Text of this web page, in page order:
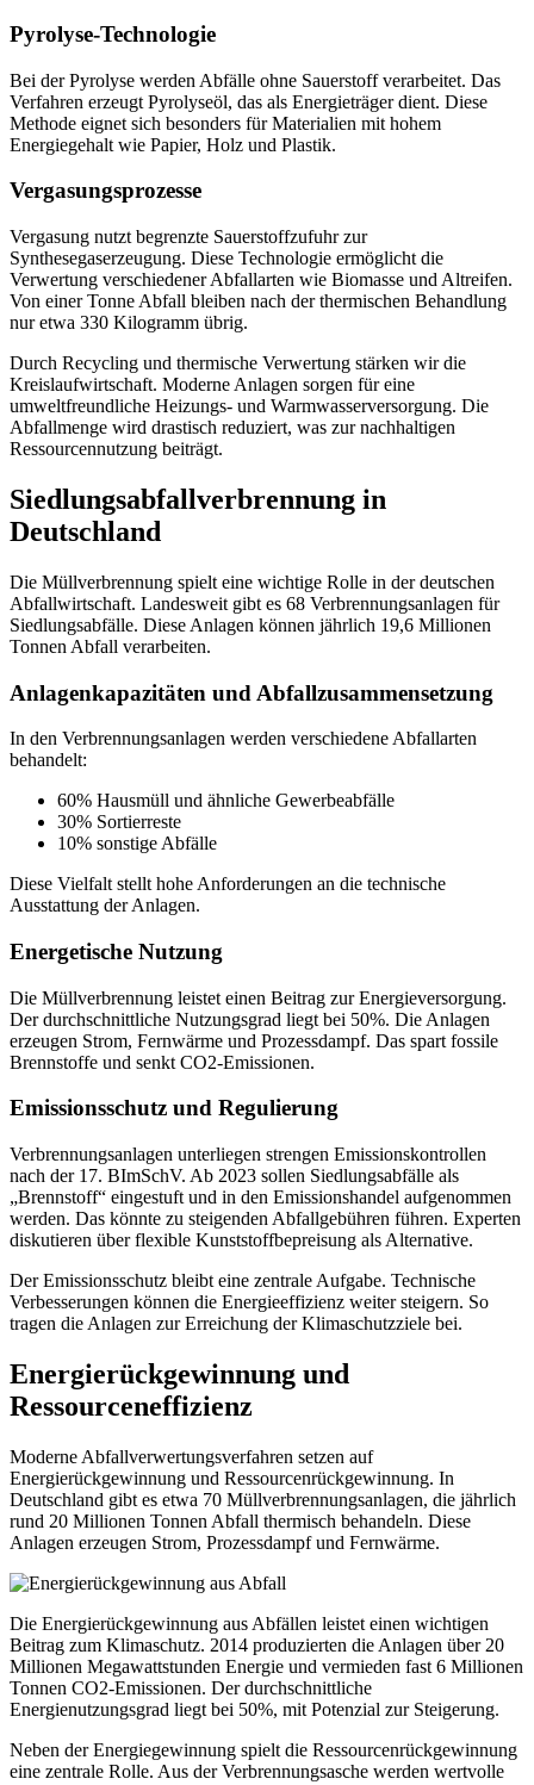
Pyrolyse-Technologie
Bei der Pyrolyse werden Abfälle ohne Sauerstoff verarbeitet. Das
Verfahren erzeugt Pyrolyseöl, das als Energieträger dient. Diese
Methode eignet sich besonders für Materialien mit hohem
Energiegehalt wie Papier, Holz und Plastik.
Vergasungsprozesse
Vergasung nutzt begrenzte Sauerstoffzufuhr zur
Synthesegaserzeugung. Diese Technologie ermöglicht die
Verwertung verschiedener Abfallarten wie Biomasse und Altreifen.
Von einer Tonne Abfall bleiben nach der thermischen Behandlung
nur etwa 330 Kilogramm übrig.
Durch Recycling und thermische Verwertung stärken wir die
Kreislaufwirtschaft. Moderne Anlagen sorgen für eine
umweltfreundliche Heizungs- und Warmwasserversorgung. Die
Abfallmenge wird drastisch reduziert, was zur nachhaltigen
Ressourcennutzung beiträgt.
Siedlungsabfallverbrennung in
Deutschland
Die Müllverbrennung spielt eine wichtige Rolle in der deutschen
Abfallwirtschaft. Landesweit gibt es 68 Verbrennungsanlagen für
Siedlungsabfälle. Diese Anlagen können jährlich 19,6 Millionen
Tonnen Abfall verarbeiten.
Anlagenkapazitäten und Abfallzusammensetzung
In den Verbrennungsanlagen werden verschiedene Abfallarten
behandelt:
60% Hausmüll und ähnliche Gewerbeabfälle
30% Sortierreste
10% sonstige Abfälle
Diese Vielfalt stellt hohe Anforderungen an die technische
Ausstattung der Anlagen.
Energetische Nutzung
Die Müllverbrennung leistet einen Beitrag zur Energieversorgung.
Der durchschnittliche Nutzungsgrad liegt bei 50%. Die Anlagen
erzeugen Strom, Fernwärme und Prozessdampf. Das spart fossile
Brennstoffe und senkt CO2-Emissionen.
Emissionsschutz und Regulierung
Verbrennungsanlagen unterliegen strengen Emissionskontrollen
nach der 17. BImSchV. Ab 2023 sollen Siedlungsabfälle als
„Brennstoff“ eingestuft und in den Emissionshandel aufgenommen
werden. Das könnte zu steigenden Abfallgebühren führen. Experten
diskutieren über flexible Kunststoffbepreisung als Alternative.
Der Emissionsschutz bleibt eine zentrale Aufgabe. Technische
Verbesserungen können die Energieeffizienz weiter steigern. So
tragen die Anlagen zur Erreichung der Klimaschutzziele bei.
Energierückgewinnung und
Ressourceneffizienz
Moderne Abfallverwertungsverfahren setzen auf
Energierückgewinnung und Ressourcenrückgewinnung. In
Deutschland gibt es etwa 70 Müllverbrennungsanlagen, die jährlich
rund 20 Millionen Tonnen Abfall thermisch behandeln. Diese
Anlagen erzeugen Strom, Prozessdampf und Fernwärme.
Die Energierückgewinnung aus Abfällen leistet einen wichtigen
Beitrag zum Klimaschutz. 2014 produzierten die Anlagen über 20
Millionen Megawattstunden Energie und vermieden fast 6 Millionen
Tonnen CO2-Emissionen. Der durchschnittliche
Energienutzungsgrad liegt bei 50%, mit Potenzial zur Steigerung.
Neben der Energiegewinnung spielt die Ressourcenrückgewinnung
eine zentrale Rolle. Aus der Verbrennungsasche werden wertvolle